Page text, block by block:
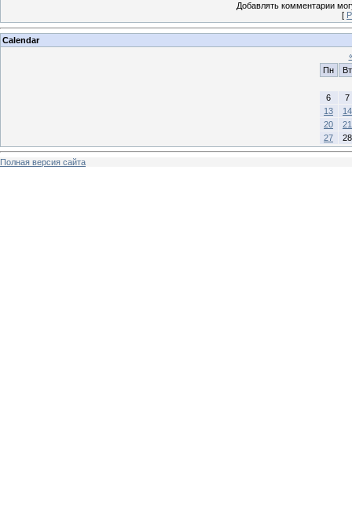
Добавлять комментарии
[
Calendar
Пн
Вт
6
7
13
14
20
21
27
28
Полная версия сайта